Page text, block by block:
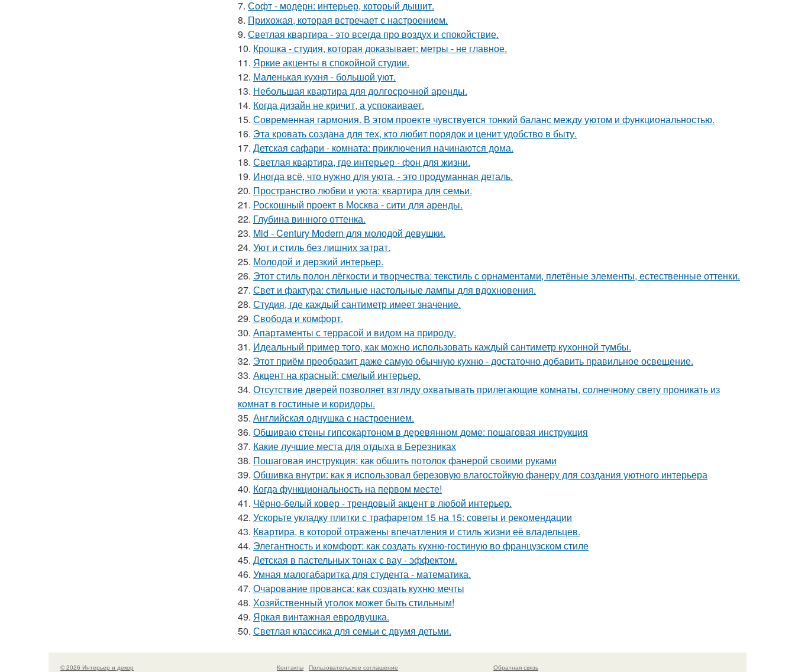
7. Софт - модерн: интерьер, который дышит.
8. Прихожая, которая встречает с настроением.
9. Светлая квартира - это всегда про воздух и спокойствие.
10. Крошка - студия, которая доказывает: метры - не главное.
11. Яркие акценты в спокойной студии.
12. Маленькая кухня - большой уют.
13. Небольшая квартира для долгосрочной аренды.
14. Когда дизайн не кричит, а успокаивает.
15. Современная гармония. В этом проекте чувствуется тонкий баланс между уютом и функциональностью.
16. Эта кровать создана для тех, кто любит порядок и ценит удобство в быту.
17. Детская сафари - комната: приключения начинаются дома.
18. Светлая квартира, где интерьер - фон для жизни.
19. Иногда всё, что нужно для уюта, - это продуманная деталь.
20. Пространство любви и уюта: квартира для семьи.
21. Роскошный проект в Москва - сити для аренды.
22. Глубина винного оттенка.
23. Mid - Century Modern для молодой девушки.
24. Уют и стиль без лишних затрат.
25. Молодой и дерзкий интерьер.
26. Этот стиль полон лёгкости и творчества: текстиль с орнаментами, плетёные элементы, естественные оттенки.
27. Свет и фактура: стильные настольные лампы для вдохновения.
28. Студия, где каждый сантиметр имеет значение.
29. Свобода и комфорт.
30. Апартаменты с террасой и видом на природу.
31. Идеальный пример того, как можно использовать каждый сантиметр кухонной тумбы.
32. Этот приём преобразит даже самую обычную кухню - достаточно добавить правильное освещение.
33. Акцент на красный: смелый интерьер.
34. Отсутствие дверей позволяет взгляду охватывать прилегающие комнаты, солнечному свету проникать из
комнат в гостиные и коридоры.
35. Английская однушка с настроением.
36. Обшиваю стены гипсокартоном в деревянном доме: пошаговая инструкция
37. Какие лучшие места для отдыха в Березниках
38. Пошаговая инструкция: как обшить потолок фанерой своими руками
39. Обшивка внутри: как я использовал березовую влагостойкую фанеру для создания уютного интерьера
40. Когда функциональность на первом месте!
41. Чёрно-белый ковер - трендовый акцент в любой интерьер.
42. Ускорьте укладку плитки с трафаретом 15 на 15: советы и рекомендации
43. Квартира, в которой отражены впечатления и стиль жизни её владельцев.
44. Элегантность и комфорт: как создать кухню-гостиную во французском стиле
45. Детская в пастельных тонах с вау - эффектом.
46. Умная малогабаритка для студента - математика.
47. Очарование прованса: как создать кухню мечты
48. Хозяйственный уголок может быть стильным!
49. Яркая винтажная евродвушка.
50. Светлая классика для семьи с двумя детьми.
© 2026 Интерьер и декор Контакты Пользовательское соглашение Обратная связь